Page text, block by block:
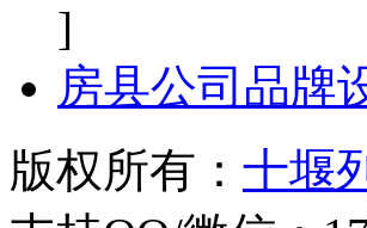
]
房县公司品牌
版权所有： 十堰